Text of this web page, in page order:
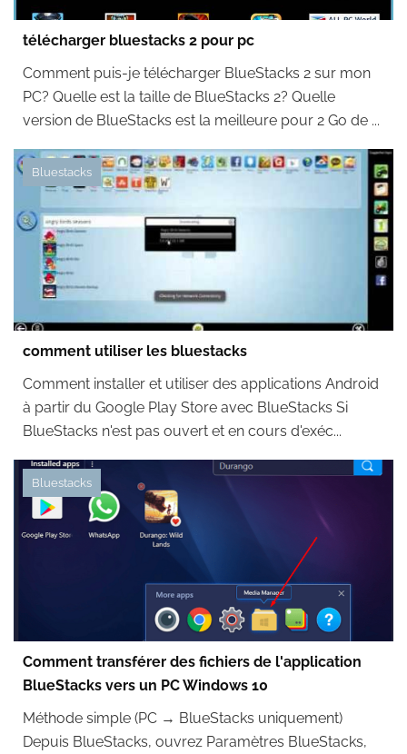
télécharger bluestacks 2 pour pc
Comment puis-je télécharger BlueStacks 2 sur mon
PC? Quelle est la taille de BlueStacks 2? Quelle
version de BlueStacks est la meilleure pour 2 Go de ...
Bluestacks
comment utiliser les bluestacks
Comment installer et utiliser des applications Android
à partir du Google Play Store avec BlueStacks Si
BlueStacks n'est pas ouvert et en cours d'exéc...
Bluestacks
Comment transférer des fichiers de l'application
BlueStacks vers un PC Windows 10
Méthode simple (PC → BlueStacks uniquement)
Depuis BlueStacks, ouvrez Paramètres BlueStacks,